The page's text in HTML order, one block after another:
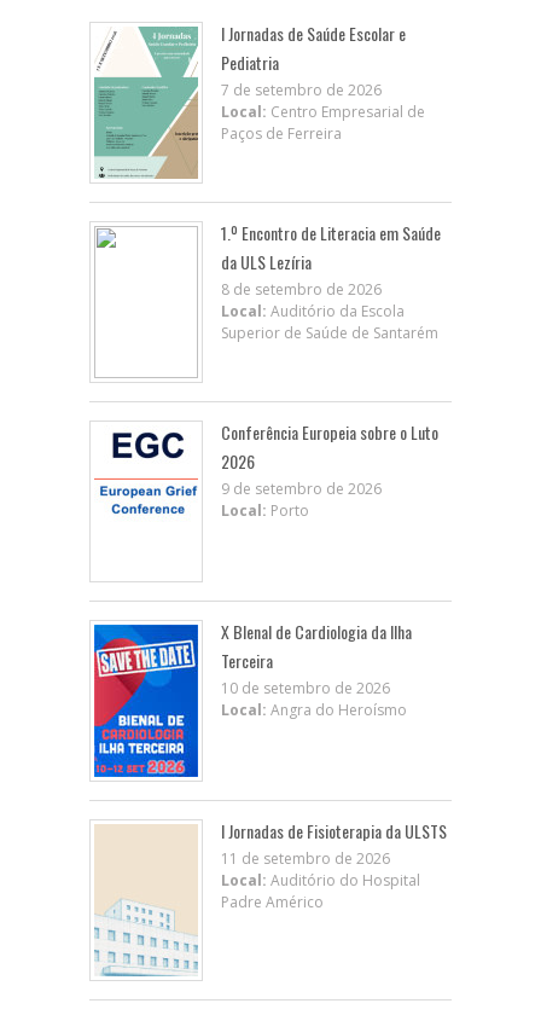
I Jornadas de Saúde Escolar e
Pediatria
7 de setembro de 2026
Local: Centro Empresarial de
Paços de Ferreira
1.º Encontro de Literacia em Saúde
da ULS Lezíria
8 de setembro de 2026
Local: Auditório da Escola
Superior de Saúde de Santarém
Conferência Europeia sobre o Luto
2026
9 de setembro de 2026
Local: Porto
X BIenal de Cardiologia da Ilha
Terceira
10 de setembro de 2026
Local: Angra do Heroísmo
I Jornadas de Fisioterapia da ULSTS
11 de setembro de 2026
Local: Auditório do Hospital
Padre Américo